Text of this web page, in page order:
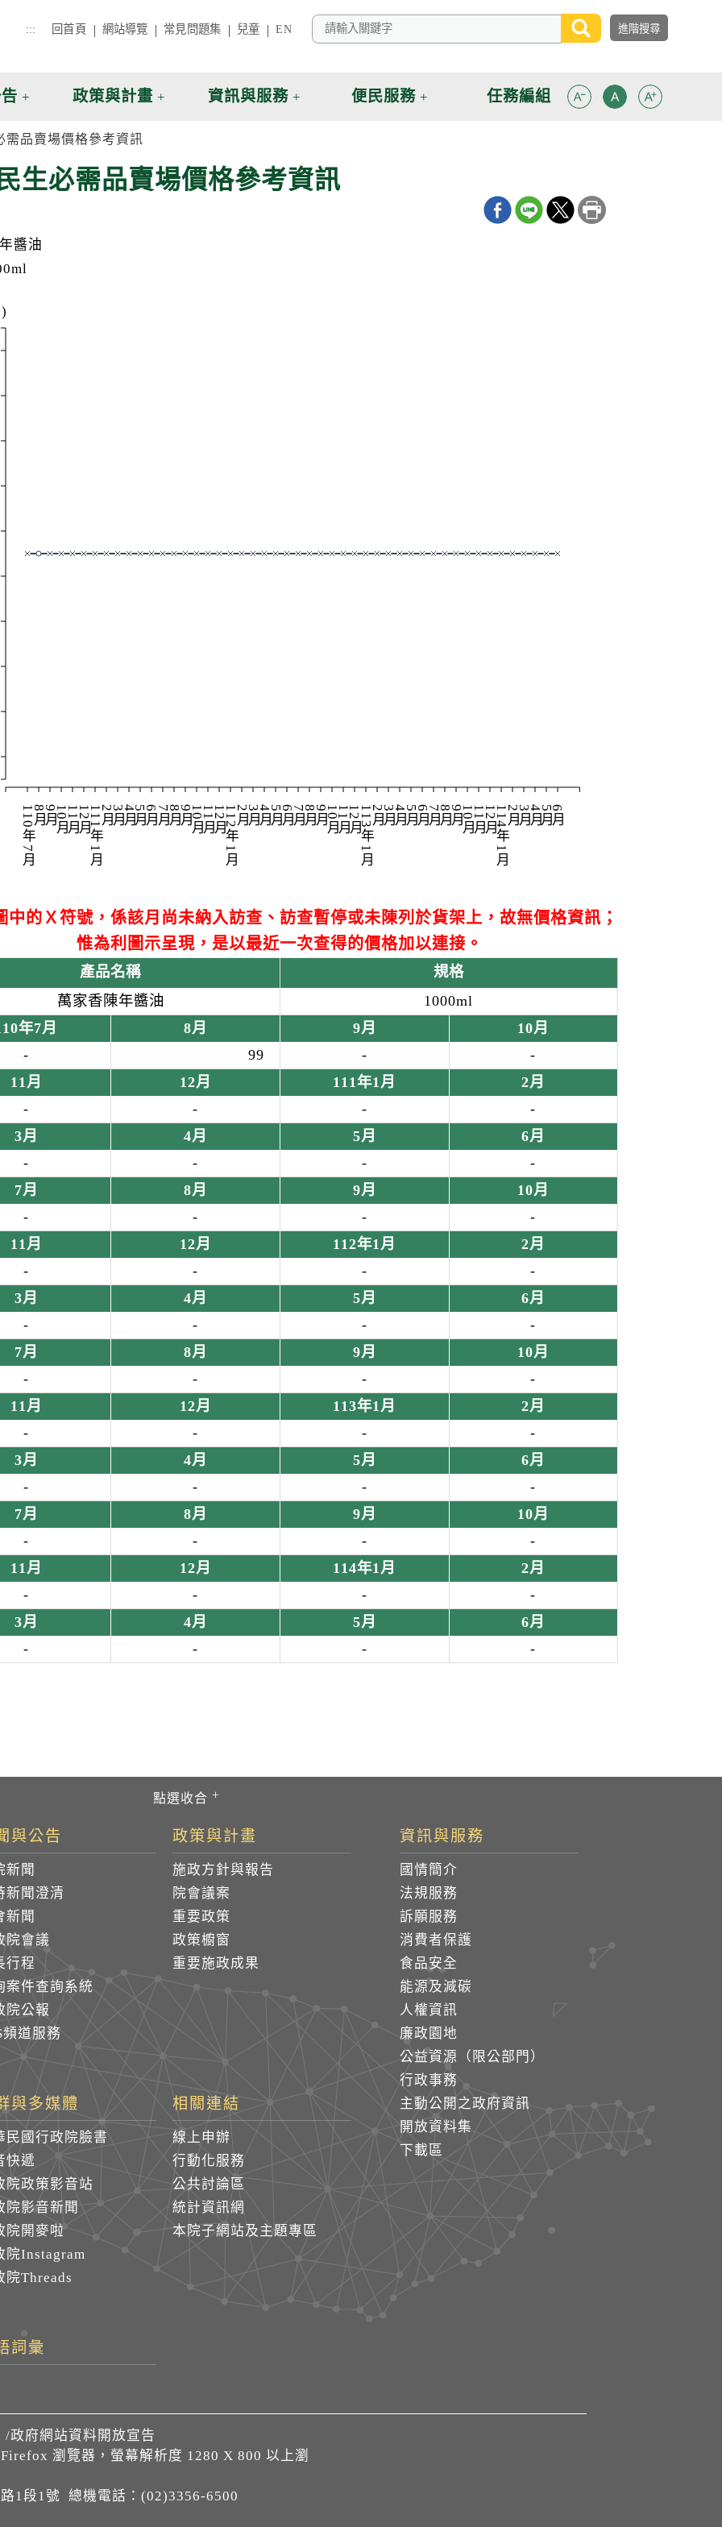
::: 回首頁 網站導覽 常見問題集 兒童 EN
政策與計畫 資訊與服務 便民服務 任務編組
需品賣場價格參考資訊
生必需品賣場價格參考資訊
醬油
110年7月8月9月10月11月12月111年1月2月3月4月5月6月7月8月9月10月11月12月112年1月2月3月4月5月6月7月8月9月10月11月12月113年1月2月3月4月5月6月7月8月9月10月11月12月114年1月2月3月4月5月6月
的Ｘ符號，係該月尚未納入訪查、訪查暫停或未陳列於貨架上，故無價格資訊；
惟為利圖示呈現，是以最近一次查得的價格加以連接。
產品名稱
規格
萬家香陳年醬油
1000ml
年7月
8月 9月
10月
-
99 -
-
11月
12月 111年1月
2月
-
- -
-
3月
4月 5月
6月
-
- -
-
7月
8月 9月
10月
-
- -
-
11月
12月 112年1月
2月
-
- -
-
3月
4月 5月
6月
-
- -
-
7月
8月 9月
10月
-
- -
-
11月
12月 113年1月
2月
-
- -
-
3月
4月 5月
6月
-
- -
-
7月
8月 9月
10月
-
- -
-
11月
12月 114年1月
2月
-
- -
-
3月
4月 5月
6月
-
- - -
與公告
新聞
新聞澄清
新聞
院會議
行程
案件查詢系統
院公報
頻道服務
政策與計畫
施政方針與報告
院會議案
重要政策
政策櫥窗
重要施政成果
資訊與服務
國情簡介
法規服務
訴願服務
消費者保護
食品安全
能源及減碳
人權資訊
廉政園地
公益資源（限公部門）
行政事務
主動公開之政府資訊
開放資料集
下載區
與多媒體
民國行政院臉書
快遞
院政策影音站
院影音新聞
院開麥啦
院Instagram
院Threads
相關連結
線上申辦
行動化服務
公共討論區
統計資訊網
本院子網站及主題專區
詞彙
/政府網站資料開放宣告
瀏覽器，螢幕解析度 1280 X 800 以上瀏
1段1號 總機電話：(02)3356-6500